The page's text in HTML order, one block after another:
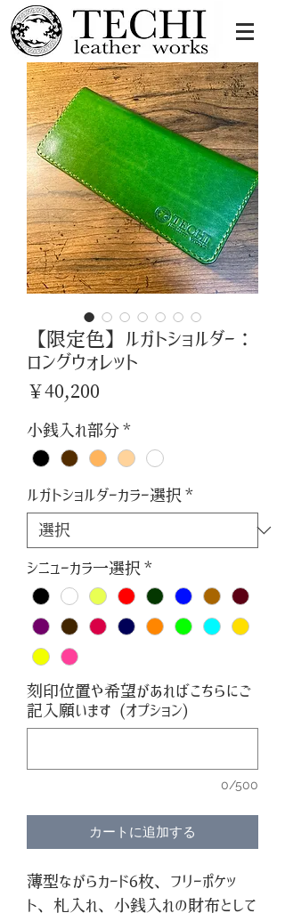
【限定色】ルガトショルダー：
ロングウォレット
￥40,200
小銭入れ部分 *
ルガトショルダーカラー選択 *
シニューカラ一選択 *
刻印位置や希望があればこちらにご
記入願います (オプション)
0/500
カートに追加する
薄型ながらカード6枚、フリーポケッ
ト、札入れ、小銭入れの財布として